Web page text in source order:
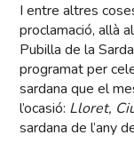
I entre altres
proclamació, allà
Pubilla de la
programat per
sardana que el
l’ocasió: Lloret,
sardana de l’any